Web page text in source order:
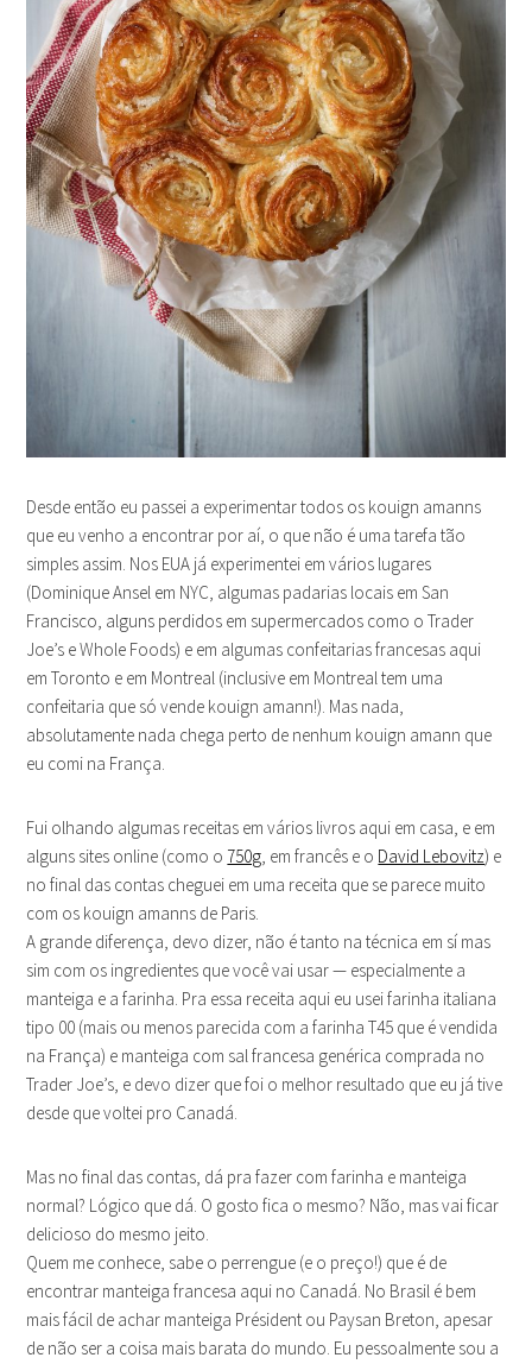
Desde então eu passei a experimentar todos os kouign amanns
que eu venho a encontrar por aí, o que não é uma tarefa tão
simples assim. Nos EUA já experimentei em vários lugares
(Dominique Ansel em NYC, algumas padarias locais em San
Francisco, alguns perdidos em supermercados como o Trader
Joe’s e Whole Foods) e em algumas confeitarias francesas aqui
em Toronto e em Montreal (inclusive em Montreal tem uma
confeitaria que só vende kouign amann!). Mas nada,
absolutamente nada chega perto de nenhum kouign amann que
eu comi na França.
Fui olhando algumas receitas em vários livros aqui em casa, e em
alguns sites online (como o 750g, em francês e o David Lebovitz) e
no final das contas cheguei em uma receita que se parece muito
com os kouign amanns de Paris.
A grande diferença, devo dizer, não é tanto na técnica em sí mas
sim com os ingredientes que você vai usar — especialmente a
manteiga e a farinha. Pra essa receita aqui eu usei farinha italiana
tipo 00 (mais ou menos parecida com a farinha T45 que é vendida
na França) e manteiga com sal francesa genérica comprada no
Trader Joe’s, e devo dizer que foi o melhor resultado que eu já tive
desde que voltei pro Canadá.
Mas no final das contas, dá pra fazer com farinha e manteiga
normal? Lógico que dá. O gosto fica o mesmo? Não, mas vai ficar
delicioso do mesmo jeito.
Quem me conhece, sabe o perrengue (e o preço!) que é de
encontrar manteiga francesa aqui no Canadá. No Brasil é bem
mais fácil de achar manteiga Président ou Paysan Breton, apesar
de não ser a coisa mais barata do mundo. Eu pessoalmente sou a